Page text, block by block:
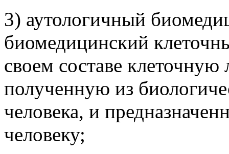
3) аутологичный
биомедицинский
своем составе
полученную из
человека, и
человеку;